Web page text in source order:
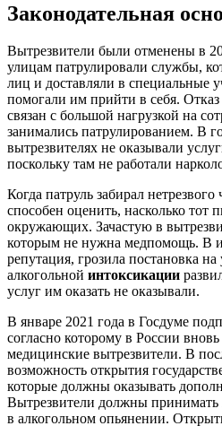
Законодательная
Вытрезвители были отменены в
улицам патрулировали службы,
лиц и доставляли в специальные
помогали им прийти в себя.
связан с большой нагрузкой на
занимались патрулированием. В
вытрезвителях не оказывали
поскольку там не работали
Когда патруль забирал
способен оценить, насколько тот
окружающих. Зачастую в
которым не нужна медпомощь. В
репутация, грозила постановка
алкогольной интоксикации
услуг им оказать не оказывали.
В январе 2021 года в Госдуме
согласно которому в России вновь
медицинские вытрезвители. В
возможность открытия
которые должны оказывать
Вытрезвители должны принимать
в алкогольном опьянении.